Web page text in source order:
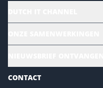
Magazines
NL Digital
CONTACT